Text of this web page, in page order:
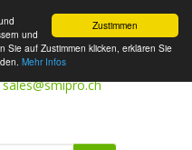
Zustimmen
und
Sie auf Zustimmen klicken, erklären Sie
Mehr Infos
sales@smipro.ch